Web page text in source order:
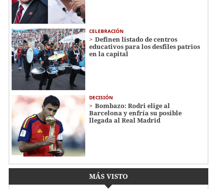
CELEBRACIÓN
Definen listado de centros
educativos para los desfiles patrios
en la capital
DECISIÓN
Bombazo: Rodri elige al
Barcelona y enfría su posible
llegada al Real Madrid
MÁS VISTO